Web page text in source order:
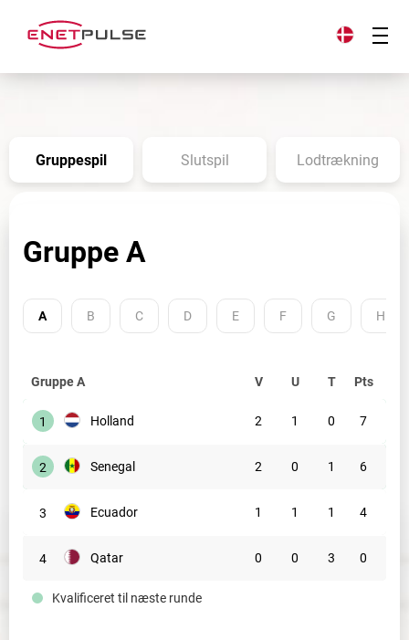
Gruppespil Slutspil Lodtrækning
Gruppe A
A B C D E F G H
Gruppe A V U T Pts
1 Holland 2 1 0 7
2 Senegal 2 0 1 6
3 Ecuador 1 1 1 4
4 Qatar 0 0 3 0
Kvalificeret til næste runde